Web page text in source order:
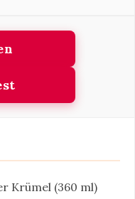
Krümel (360 ml)